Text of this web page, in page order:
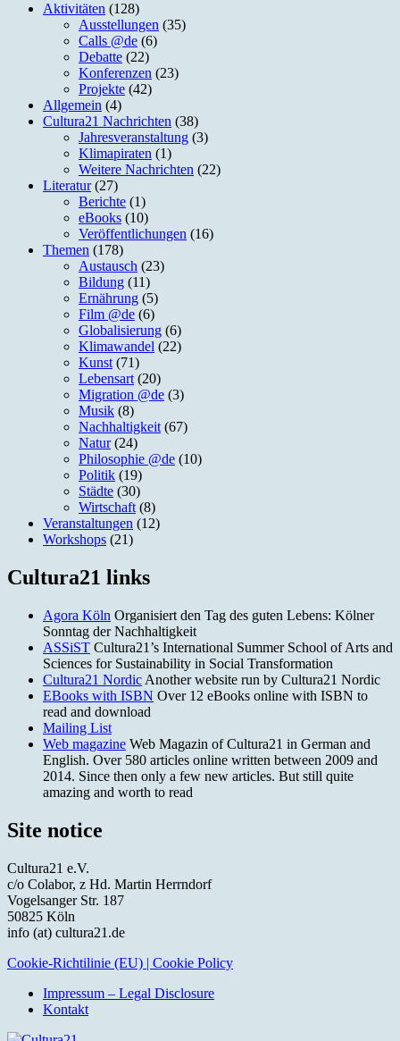
Aktivitäten (128)
Ausstellungen (35)
Calls @de (6)
Debatte (22)
Konferenzen (23)
Projekte (42)
Allgemein (4)
Cultura21 Nachrichten (38)
Jahresveranstaltung (3)
Klimapiraten (1)
Weitere Nachrichten (22)
Literatur(27)
Berichte (1)
eBooks (10)
Veröffentlichungen (16)
Themen (178)
Austausch (23)
Bildung (11)
Ernährung (5)
Film @de (6)
Globalisierung (6)
Klimawandel (22)
Kunst (71)
Lebensart (20)
Migration @de (3)
Musik (8)
Nachhaltigkeit (67)
Natur(24)
Philosophie @de (10)
Politik (19)
Städte (30)
Wirtschaft (8)
Veranstaltungen (12)
Workshops (21)
Cultura21 links
Agora Köln Organisiert den Tag des guten Lebens: Kölner
Sonntag der Nachhaltigkeit
ASSiST Cultura21’s International Summer School of Arts and
Sciences for Sustainability in Social Transformation
Cultura21 Nordic Another website run by Cultura21 Nordic
EBooks with ISBN Over 12 eBooks online with ISBN to
read and download
Mailing List
Web magazine Web Magazin of Cultura21 in German and
English. Over 580 articles online written between 2009 and
2014. Since then only a few new articles. But still quite
amazing and worth to read
Site notice
Cultura21 e.V.
c/o Colabor, z Hd. Martin Herrndorf
Vogelsanger Str. 187
50825 Köln
info (at) cultura21.de
Cookie-Richtilinie (EU) | Cookie Policy
Impressum – Legal Disclosure
Kontakt